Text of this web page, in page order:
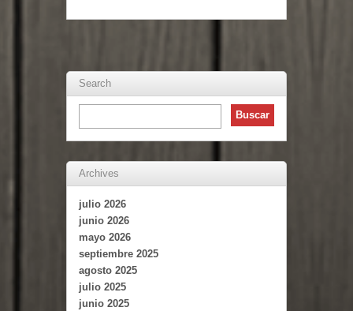
Search
Archives
julio 2026
junio 2026
mayo 2026
septiembre 2025
agosto 2025
julio 2025
junio 2025